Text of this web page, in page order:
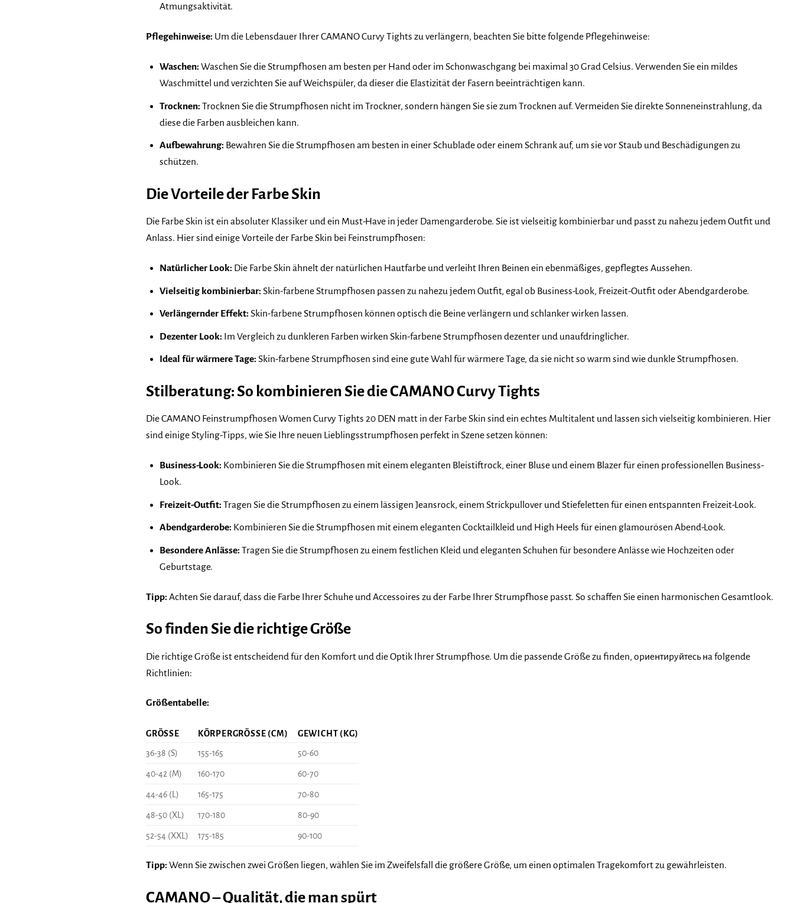
Atmungsaktivität.
Pflegehinweise: Um die Lebensdauer Ihrer CAMANO Curvy Tights zu verlängern, beachten Sie bitte folgende Pflegehinweise:
Waschen: Waschen Sie die Strumpfhosen am besten per Hand oder im Schonwaschgang bei maximal 30 Grad Celsius. Verwenden Sie ein mildes
Waschmittel und verzichten Sie auf Weichspüler, da dieser die Elastizität der Fasern beeinträchtigen kann.
Trocknen: Trocknen Sie die Strumpfhosen nicht im Trockner, sondern hängen Sie sie zum Trocknen auf. Vermeiden Sie direkte Sonneneinstrahlung, da
diese die Farben ausbleichen kann.
Aufbewahrung: Bewahren Sie die Strumpfhosen am besten in einer Schublade oder einem Schrank auf, um sie vor Staub und Beschädigungen zu
schützen.
Die Vorteile der Farbe Skin
Die Farbe Skin ist ein absoluter Klassiker und ein Must-Have in jeder Damengarderobe. Sie ist vielseitig kombinierbar und passt zu nahezu jedem Outfit und
Anlass. Hier sind einige Vorteile der Farbe Skin bei Feinstrumpfhosen:
Natürlicher Look: Die Farbe Skin ähnelt der natürlichen Hautfarbe und verleiht Ihren Beinen ein ebenmäßiges, gepflegtes Aussehen.
Vielseitig kombinierbar: Skin-farbene Strumpfhosen passen zu nahezu jedem Outfit, egal ob Business-Look, Freizeit-Outfit oder Abendgarderobe.
Verlängernder Effekt: Skin-farbene Strumpfhosen können optisch die Beine verlängern und schlanker wirken lassen.
Dezenter Look: Im Vergleich zu dunkleren Farben wirken Skin-farbene Strumpfhosen dezenter und unaufdringlicher.
Ideal für wärmere Tage: Skin-farbene Strumpfhosen sind eine gute Wahl für wärmere Tage, da sie nicht so warm sind wie dunkle Strumpfhosen.
Stilberatung: So kombinieren Sie die CAMANO Curvy Tights
Die CAMANO Feinstrumpfhosen Women Curvy Tights 20 DEN matt in der Farbe Skin sind ein echtes Multitalent und lassen sich vielseitig kombinieren. Hier
sind einige Styling-Tipps, wie Sie Ihre neuen Lieblingsstrumpfhosen perfekt in Szene setzen können:
Business-Look: Kombinieren Sie die Strumpfhosen mit einem eleganten Bleistiftrock, einer Bluse und einem Blazer für einen professionellen Business-
Look.
Freizeit-Outfit: Tragen Sie die Strumpfhosen zu einem lässigen Jeansrock, einem Strickpullover und Stiefeletten für einen entspannten Freizeit-Look.
Abendgarderobe: Kombinieren Sie die Strumpfhosen mit einem eleganten Cocktailkleid und High Heels für einen glamourösen Abend-Look.
Besondere Anlässe: Tragen Sie die Strumpfhosen zu einem festlichen Kleid und eleganten Schuhen für besondere Anlässe wie Hochzeiten oder
Geburtstage.
Tipp: Achten Sie darauf, dass die Farbe Ihrer Schuhe und Accessoires zu der Farbe Ihrer Strumpfhose passt. So schaffen Sie einen harmonischen Gesamtlook.
So finden Sie die richtige Größe
Die richtige Größe ist entscheidend für den Komfort und die Optik Ihrer Strumpfhose. Um die passende Größe zu finden, ориентируйтесь на folgende
Richtlinien:
Größentabelle:
GRÖSSE KÖRPERGRÖSSE (CM) GEWICHT (KG)
36-38 (S) 155-165 50-60
40-42 (M) 160-170 60-70
44-46 (L) 165-175 70-80
48-50 (XL) 170-180 80-90
52-54 (XXL) 175-185 90-100
Tipp: Wenn Sie zwischen zwei Größen liegen, wählen Sie im Zweifelsfall die größere Größe, um einen optimalen Tragekomfort zu gewährleisten.
CAMANO – Qualität, die man spürt